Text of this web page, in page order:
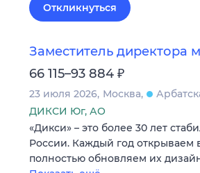
Откликнуться
Заместитель директора
66 115–93 884 ₽
23 июля 2026 Москва
ДИКСИ Юг, АО
«Дикси» – это более 30 лет
России. Каждый год открываем
полностью обновляем их